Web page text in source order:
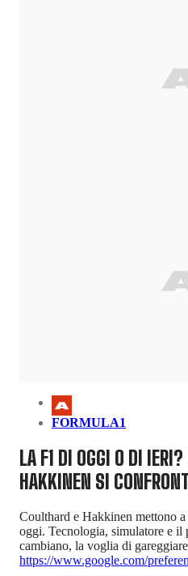
FORMULA1
LA F1 DI OGGI O DI
HAKKINEN SI
Coulthard e Hakkinen mettono
oggi. Tecnologia, simulatore e il
cambiano, la voglia di gareggiare
https://www.google.com/